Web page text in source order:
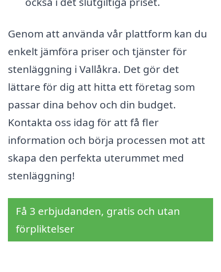
Genom att använda vår plattform kan du
enkelt jämföra priser och tjänster för
stenläggning i Vallåkra. Det gör det
lättare för dig att hitta ett företag som
passar dina behov och din budget.
Kontakta oss idag för att få fler
information och börja processen mot att
skapa den perfekta uterummet med
stenläggning!
Få 3 erbjudanden, gratis och utan
förpliktelser